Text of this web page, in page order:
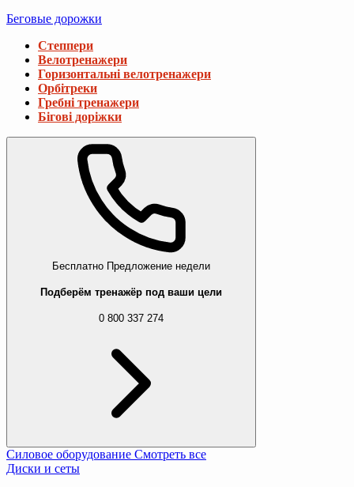
Беговые дорожки
Степпери
Велотренажери
Горизонтальні велотренажери
Орбітреки
Гребні тренажери
Бігові доріжки
Бесплатно Предложение недели
Подберём тренажёр под ваши цели
0 800 337 274
Силовое оборудование Смотреть все
Диски и сеты